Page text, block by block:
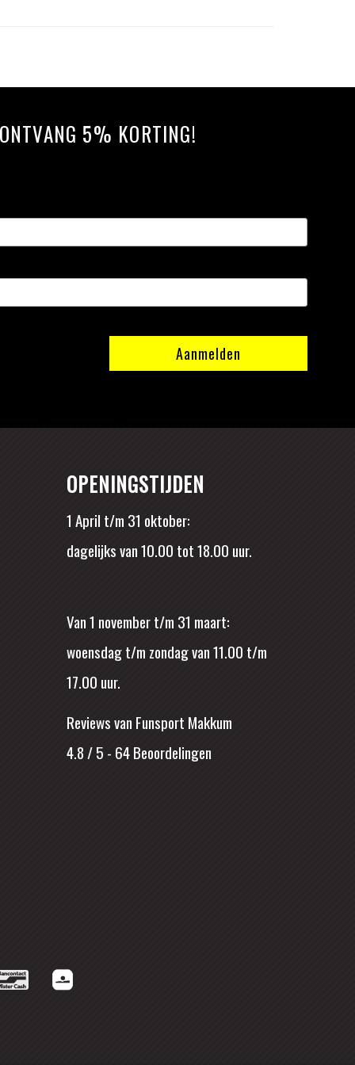
5% KORTING!
OPENINGSTIJDEN
1 April t/m 31 oktober:
dagelijks van 10.00 tot 18.00 uur.
Van 1 november t/m 31 maart:
woensdag t/m zondag van 11.00 t/m
17.00 uur.
Reviews van Funsport Makkum
4.8 / 5 - 64Beoordelingen